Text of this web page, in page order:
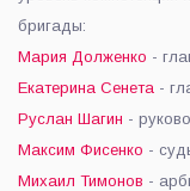
бригады:
Мария Долженко -
Екатерина Сенета -
Руслан Шагин -
Максим Фисенко -
Михаил Тимонов -